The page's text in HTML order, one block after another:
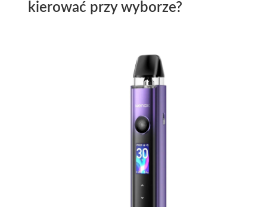
kierować przy wyborze?